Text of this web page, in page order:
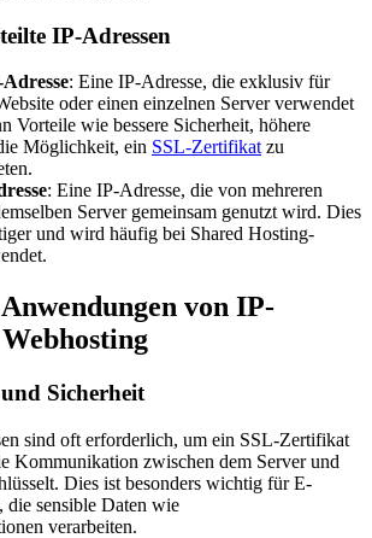
IP-Adressen
: Eine IP-Adresse, die exklusiv für
oder einen einzelnen Server verwendet
Vorteile wie bessere Sicherheit, höhere
Möglichkeit, ein SSL-Zertifikat zu
: Eine IP-Adresse, die von mehreren
Server gemeinsam genutzt wird. Dies
und wird häufig bei Shared Hosting-
von IP-
Sicherheit
sind oft erforderlich, um ein SSL-Zertifikat
Kommunikation zwischen dem Server und
Dies ist besonders wichtig für E-
die sensible Daten wie
verarbeiten.